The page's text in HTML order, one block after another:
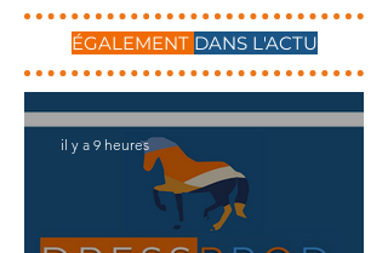
ÉGALEMENT DANS L'ACTU
il y a 9 heures